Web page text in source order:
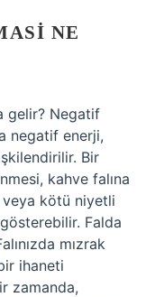
NE
gelir? Negatif
negatif enerji,
Bir
kahve falına
kötü niyetli
gösterebilir. Falda
mızrak
ihaneti
zamanda,